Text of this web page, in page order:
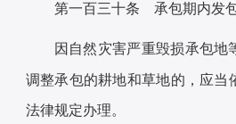
第一百三十条 承包期内发
因自然灾害严重毁损承包地
调整承包的耕地和草地的，应当
法律规定办理。